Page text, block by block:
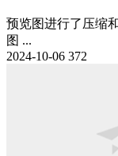
预览图进行了压缩
图 ...
2024-10-06 372